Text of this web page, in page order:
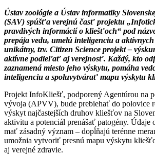
Ústav zoológie a Ústav informatiky
(SAV) spúšťa verejnú časť projektu
pravdivých informácií o kliešťoch“ pod
prepája vedu, umelú inteligenciu a
unikátny, tzv. Citizen Science projekt –
aktívne podieľať aj verejnosť. Každý, kto
zaznamená miesto jeho výskytu, pomáha
inteligenciu a spoluvytvárať mapu výskytu
Projekt InfoKliešť, podporený Agentúrou na
vývoja (APVV), bude prebiehať do polovice
výskyt najčastejších druhov kliešťov na
aktivitu a potenciál prenášať patogény. Údaje
mať zásadný význam – dopĺňajú terénne
umožnia vytvoriť presnú mapu výskytu
aj verejné zdravie.